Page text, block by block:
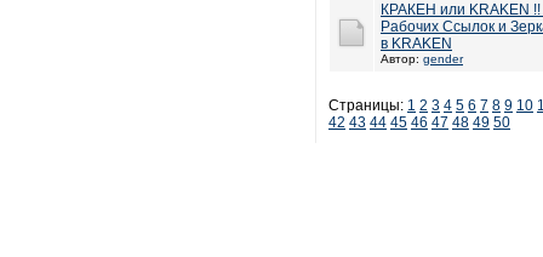
КРАКЕН или KRAKEN
Рабочих Ссылок и
в KRAKEN
Автор: gender
Страницы: 1 2 3 4 5 6 7 8 9 10
42 43 44 45 46 47 48 49 50